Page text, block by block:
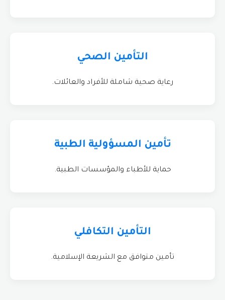
التأمين الصحي
رعاية صحية شاملة للأفراد والعائلات.
تأمين المسؤولية الطبية
حماية للأطباء والمؤسسات الطبية.
التأمين التكافلي
تأمين متوافق مع الشريعة الإسلامية.